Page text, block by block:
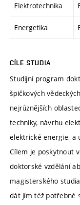
Elektrotechnika
Energetika
CÍLE STUDIA
Studijní program
špičkových
nejrůznějších
techniky, návrhu
elektrické energie, a
Cílem je poskytnout
doktorské vzdělání
magisterského
dát jím též potřebné